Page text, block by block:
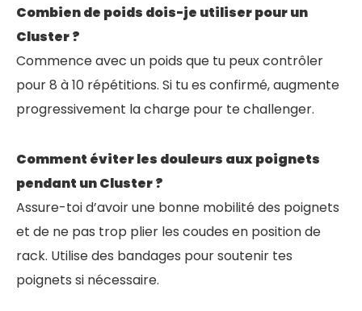
Combien de poids dois-je utiliser pour un
Cluster ?
Commence avec un poids que tu peux contrôler
pour 8 à 10 répétitions. Si tu es confirmé, augmente
progressivement la charge pour te challenger.
Comment éviter les douleurs aux poignets
pendant un Cluster ?
Assure-toi d’avoir une bonne mobilité des poignets
et de ne pas trop plier les coudes en position de
rack. Utilise des bandages pour soutenir tes
poignets si nécessaire.